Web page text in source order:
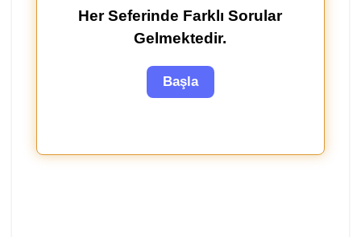
Her Seferinde Farklı Sorular
Gelmektedir.